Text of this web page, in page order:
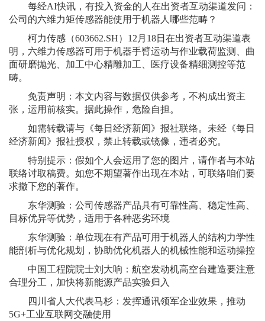
每经AI快讯，有投入资金的人在出资者互动渠道发问：
公司的六维力矩传感器能使用于机器人哪些范畴？
柯力传感（603662.SH）12月18日在出资者互动渠道表
明，六维力传感器可用于机器手臂运动与作业载荷监测、曲
面研磨抛光、加工中心精雕加工、医疗设备精细测控等范
畴。
免责声明：本文内容与数据仅供参考，不构成出资主
张，运用前核实。据此操作，危险自担。
如需转载请与《每日经济新闻》报社联络。未经《每日
经济新闻》报社授权，禁止转载或镜像，违者必究。
特别提示：假如个人会运用了您的图片，请作者与本站
联络讨取稿费。如您不期望著作出现在本站，可联络咱们要
求撤下您的著作。
东华测验：公司传感器产品具有可靠性高、稳定性高、
目标优异等优势，适用于各种恶劣环境
东华测验：单位现在有产品可用于机器人的结构力学性
能剖析与优化规划，协助优化机器人的机械性能和运动操控
中国工程院院士刘大响：航空发动机高空台建造要注意
合理分工，加快将新能源产品实验归入
四川省人大代表马杉：发挥通讯领军企业效果，推动
5G+工业互联网交融使用